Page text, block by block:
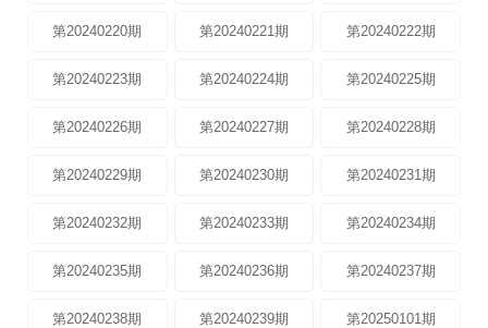
第20240220期 第20240221期 第20240222期
第20240223期 第20240224期 第20240225期
第20240226期 第20240227期 第20240228期
第20240229期 第20240230期 第20240231期
第20240232期 第20240233期 第20240234期
第20240235期 第20240236期 第20240237期
第20240238期 第20240239期 第20250101期